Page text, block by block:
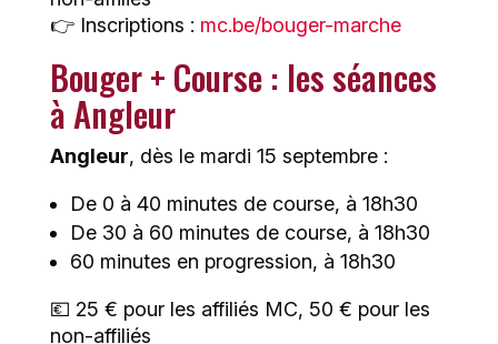
👉 Inscriptions : mc.be/bouger-marche
Bouger + Course : les séances
à Angleur
Angleur, dès le mardi 15 septembre :
De 0 à 40 minutes de course, à 18h30
De 30 à 60 minutes de course, à 18h30
60 minutes en progression, à 18h30
💶 25 € pour les affiliés MC, 50 € pour les
non-affiliés